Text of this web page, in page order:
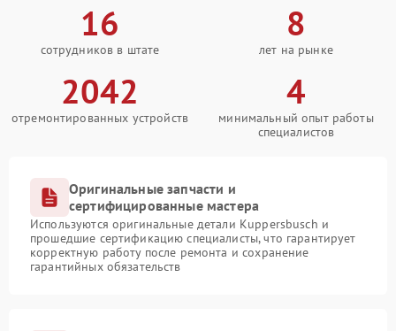
16
сотрудников в штате
8
лет на рынке
2042
отремонтированных устройств
4
минимальный опыт работы
специалистов
Оригинальные запчасти и
сертифицированные мастера
Используются оригинальные детали Kuppersbusch и
прошедшие сертификацию специалисты, что гарантирует
корректную работу после ремонта и сохранение
гарантийных обязательств